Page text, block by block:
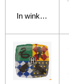
In winkelwagen